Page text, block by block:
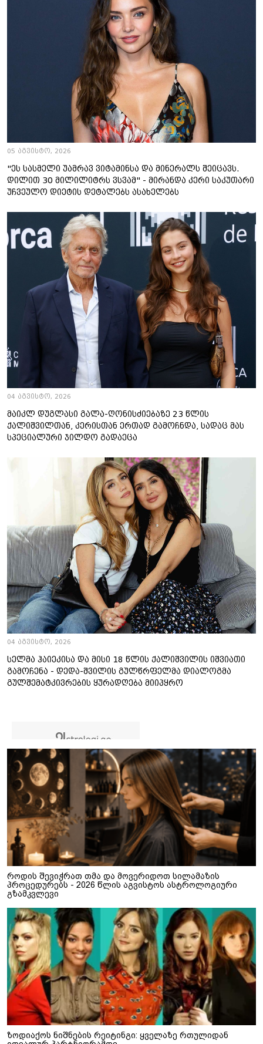
05 აგვისტო, 2026
"ეს სასმელი უამრავ ვიტამინსა და მინერალს შეიცავს.
დილით 30 მილილიტრს ვსვამ" - მირანდა კერი საკუთარი
უჩვეულო დიეტის დეტალებს ასახელებს
04 აგვისტო, 2026
მაიკლ დუგლასი გალა-ღონისძიებაზე 23 წლის
ქალიშვილთან, კერისთან ერთად გამოჩნდა, სადაც მას
სპეციალური ჯილდო გადაეცა
04 აგვისტო, 2026
სელმა ჰაიეკისა და მისი 18 წლის ქალიშვილის იშვიათი
გამოჩენა - დედა-შვილის გულწრფელმა დიალოგმა
გულშემატკივრების ყურადღება მიიპყრო
როდის შევიჭრათ თმა და მოვერიდოთ სილამაზის
პროცედურებს - 2026 წლის აგვისტოს ასტროლოგიური
გზამკვლევი
ზოდიაქოს ნიშნების რეიტინგი: ყველაზე რთულიდან